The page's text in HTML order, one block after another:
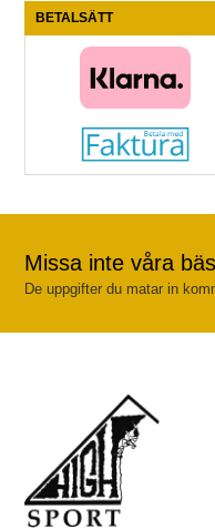
BETALSÄTT
Missa inte våra
De uppgifter du matar in